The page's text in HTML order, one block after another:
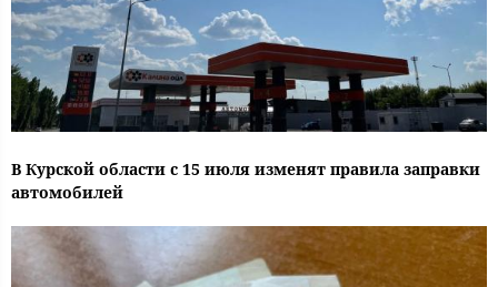
В Курской области с 15 июля изменят правила заправки
автомобилей